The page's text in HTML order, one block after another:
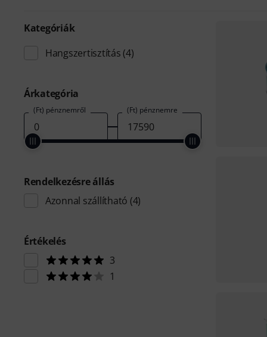
Kategóriák
Hangszertisztítás (4)
Árkategória
(Ft) pénznemről (Ft) pénznemre
Rendelkezésre állás
Azonnal szállítható (4)
Értékelés
3
1